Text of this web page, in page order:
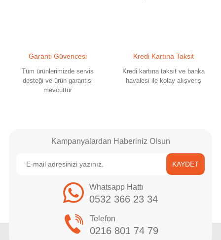
Garanti Güvencesi
Tüm ürünlerimizde servis
desteği ve ürün garantisi
mevcuttur
Kredi Kartına Taksit
Kredi kartına taksit ve banka
havalesi ile kolay alışveriş
Kampanyalardan Haberiniz Olsun
KAYDET
Whatsapp Hattı
0532 366 23 34
Telefon
0216 801 74 79